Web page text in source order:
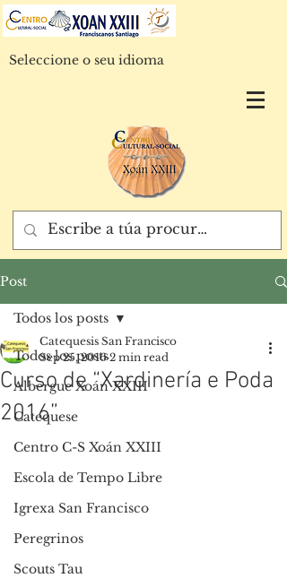
Seleccione o seu idioma
Post
Todos los posts
Albergue Xoán XXIII
Catequese
Centro C-S Xoán XXIII
Escola de Tempo Libre
Igrexa San Francisco
Peregrinos
Scouts Tau
Todos los posts
Curso de “Xardinería e Poda
2016”
Catequesis San Francisco
Sep 25, 2016 2 min read